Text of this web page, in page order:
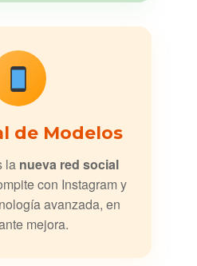
de Modelos
la nueva red social
con Instagram y
avanzada, en
mejora.